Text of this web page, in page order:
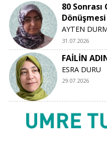
80
Dönüşmesi
AYTEN
31.07.2026
FAİLİN
ESRA DURU
29.07.2026